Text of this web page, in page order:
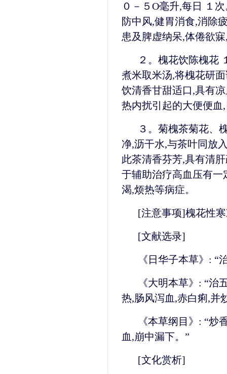
０－５O毫升,每日 １
防中风,健胃消食,消除
患及脾虚纳呆,体倦欲
２。槐花饮陈槐花
煮米取米汤,将槐花研
饮清香甘甜适口,具有
热内扰引起的大便便血
３。菊槐茶菊花、
净,沥干水,与茶叶同放
此茶清香芬芳,具有清
于辅助治疗高血压有一
渴,烦热等病症。
[注意事项]槐花性
[文献选录]
《日华子本草》: “
《大明本草》: “治
热,肠风泻血,赤白痢,并
《本草纲目》: “炒
血,崩中漏下。”
[文化赏析]